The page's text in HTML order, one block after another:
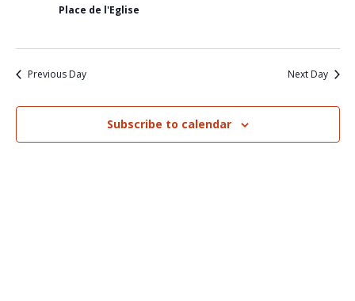
Place de l'Eglise
Previous Day Next Day
Subscribe to calendar